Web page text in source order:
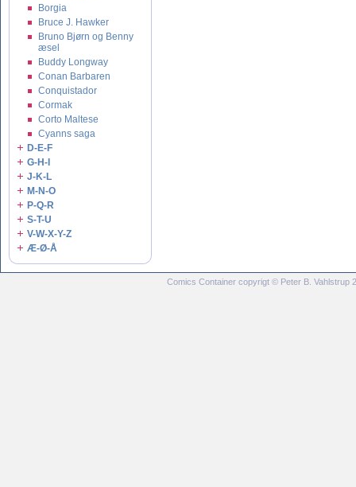
Borgia
Bruce J. Hawker
Bruno Bjørn og Benny
æsel
Buddy Longway
Conan Barbaren
Conquistador
Cormak
Corto Maltese
Cyanns saga
D-E-F
G-H-I
J-K-L
M-N-O
P-Q-R
S-T-U
V-W-X-Y-Z
Æ-Ø-Å
Comics Container copyrigt © Peter B.